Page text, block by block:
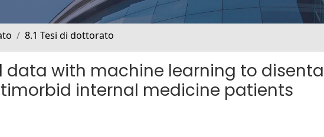
8.1 Tesi di dottorato
data with machine learning to
internal medicine patients